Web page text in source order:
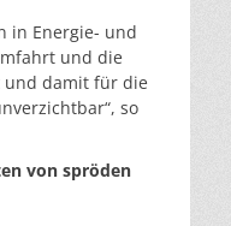
in Energie- und
und die
und damit für die
so
von spröden